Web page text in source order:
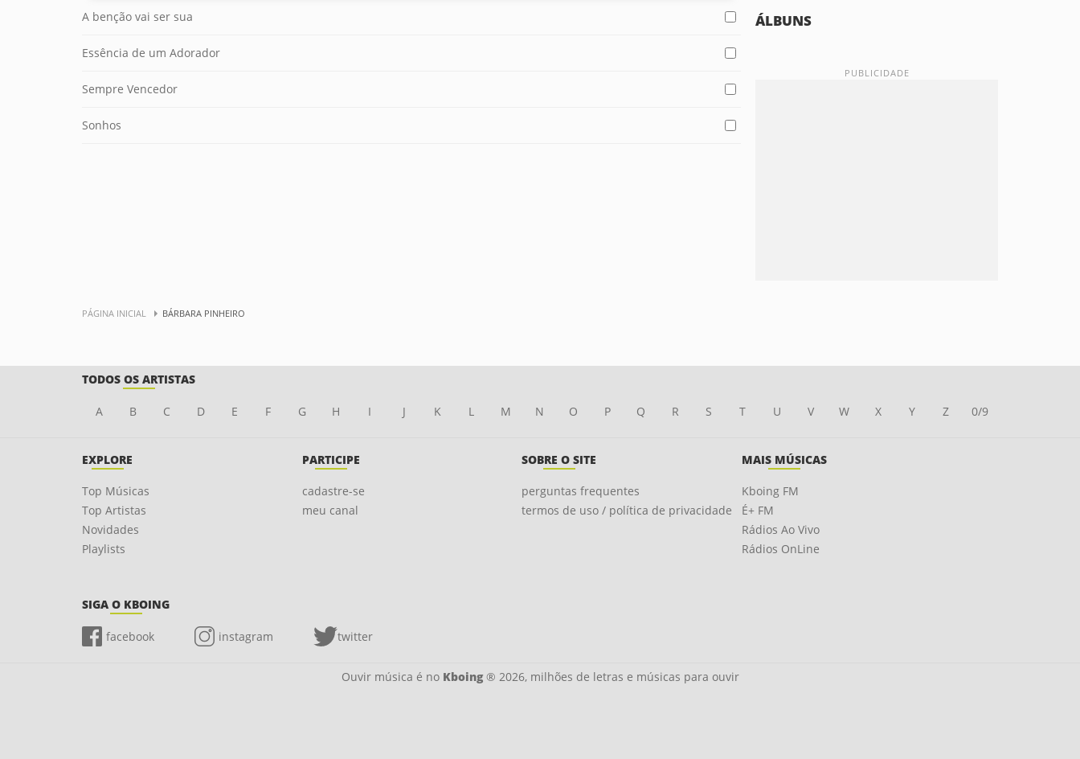
A benção vai ser sua
Essência de um Adorador
Sempre Vencedor
Sonhos
ÁLBUNS
PÁGINA INICIAL BÁRBARA PINHEIRO
TODOS OS ARTISTAS
A B C D E F G H I J K L M N O P Q R S T U V W X Y Z 0/9
EXPLORE
Top Músicas
Top Artistas
Novidades
Playlists
PARTICIPE
cadastre-se
meu canal
SOBRE O SITE
perguntas frequentes
termos de uso / política de privacidade
MAIS MÚSICAS
Kboing FM
É+ FM
Rádios Ao Vivo
Rádios OnLine
SIGA O KBOING
facebook instagram twitter
Ouvir música é no Kboing® 2026, milhões de letras e músicas para ouvir